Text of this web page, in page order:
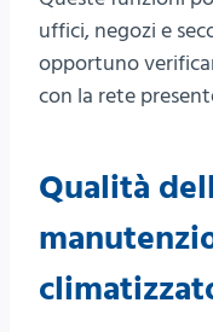
uffici, negozi e
opportuno
con la rete
Qualità